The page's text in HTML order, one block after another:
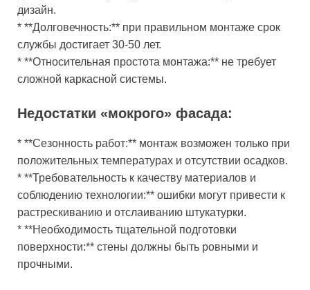
дизайн.
* **Долговечность:** при правильном монтаже срок
службы достигает 30-50 лет.
* **Относительная простота монтажа:** не требует
сложной каркасной системы.
Недостатки «мокрого» фасада:
* **Сезонность работ:** монтаж возможен только при
положительных температурах и отсутствии осадков.
* **Требовательность к качеству материалов и
соблюдению технологии:** ошибки могут привести к
растрескиванию и отслаиванию штукатурки.
* **Необходимость тщательной подготовки
поверхности:** стены должны быть ровными и
прочными.